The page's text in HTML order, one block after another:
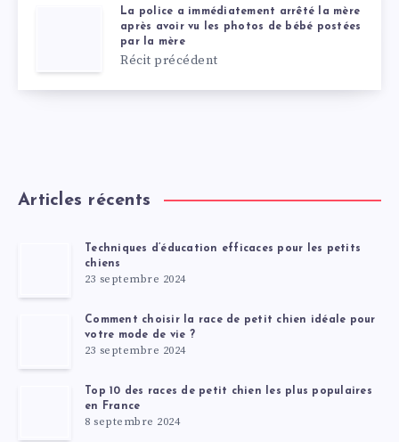
La police a immédiatement arrêté la mère
après avoir vu les photos de bébé postées
par la mère
Récit précédent
Articles récents
Techniques d’éducation efficaces pour les petits
chiens
23 septembre 2024
Comment choisir la race de petit chien idéale pour
votre mode de vie ?
23 septembre 2024
Top 10 des races de petit chien les plus populaires
en France
8 septembre 2024